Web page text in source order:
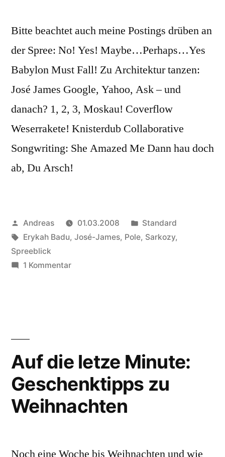
Bitte beachtet auch meine Postings drüben an
der Spree: No! Yes! Maybe…Perhaps…Yes
Babylon Must Fall! Zu Architektur tanzen:
José James Google, Yahoo, Ask – und
danach? 1, 2, 3, Moskau! Coverflow
Weserrakete! Knisterdub Collaborative
Songwriting: She Amazed Me Dann hau doch
ab, Du Arsch!
Veröffentlicht
von
Andreas 01.03.2008
Veröffentlicht
in
Standard
Schlagwörter:
Erykah Badu, José-James, Pole, Sarkozy,
Spreeblick
1 Kommentarzu
Auf die letze Minute:
Geschenktipps zu
Weihnachten
Noch eine Woche bis Weihnachten und wie